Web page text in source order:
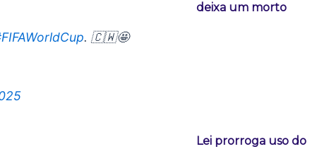
. 🇨🇼🤩
deixa um morto
Lei prorroga uso do